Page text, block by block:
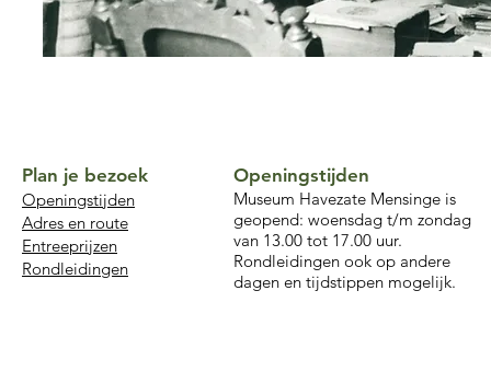
Plan je bezoek
Openingstijden
Adres en route
Entreeprijzen
Rondleidingen
Openingstijden
Museum Havezate Mensinge is
geopend: woensdag t/m zondag
van 13.00 tot 17.00 uur.
Rondleidingen ook op andere
dagen en tijdstippen mogelijk.